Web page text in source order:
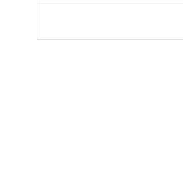
1.02% 深证成指 14311.01